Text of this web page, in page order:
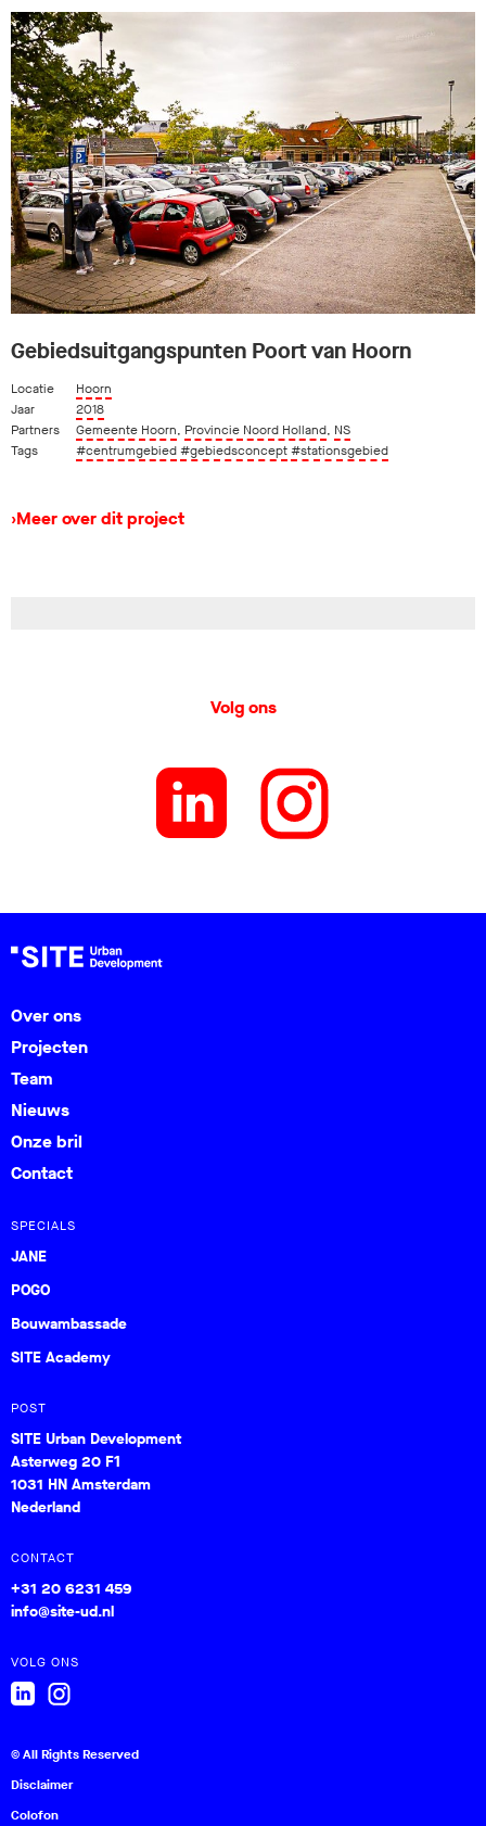
Gebiedsuitgangspunten Poort van Hoorn
Locatie
Hoorn
Jaar
2018
Partners
Gemeente Hoorn, Provincie Noord Holland, NS
Tags
#centrumgebied#gebiedsconcept#stationsgebied
›Meer over dit project
Volg ons
Over ons
Projecten
Team
Nieuws
Onze bril
Contact
SPECIALS
JANE
POGO
Bouwambassade
SITE Academy
POST
SITE Urban Development
Asterweg 20 F1
1031 HN Amsterdam
Nederland
CONTACT
+31 20 6231 459
info@site-ud.nl
VOLG ONS
© All Rights Reserved
Disclaimer
Colofon